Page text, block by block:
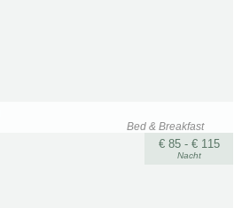
Bed & Breakfast
€ 85 - € 115
Nacht